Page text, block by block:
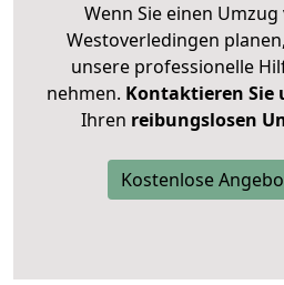
Wenn Sie einen
Westoverledingen
unsere professionelle
nehmen. Kontaktieren Sie
Ihren reibungslosen
Kostenlose